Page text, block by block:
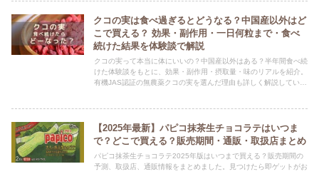
クコの実は食べ過ぎるとどうなる？中国産以外はど
こで買える？ 効果・副作用・一日何粒まで・食べ
続けた結果を体験談で解説
クコの実って本当に体にいいの？中国産以外はある？半年間食べ続
けた体験談をもとに、効果・副作用・摂取量・味のリアルを紹介。
有機JAS認証の無農薬クコの実を選んだ理由も詳しく解説していま
【2025年最新】パピコ抹茶生チョコラテはいつま
で？どこで買える？販売期間・通販・取扱店まとめ
パピコ抹茶生チョコラテ2025年版はいつまで買える？販売期間の
予測、取扱店、通販情報をまとめました。見つけたら即ゲットがお